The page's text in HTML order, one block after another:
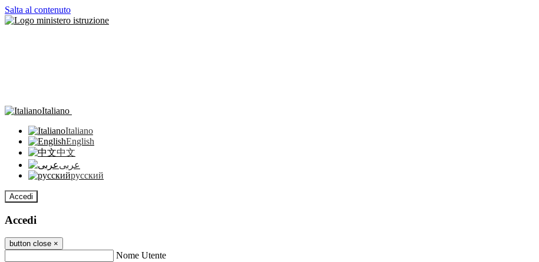
Salta al contenuto
Italiano
Italiano
English
中文
عربى
русский
Accedi
Accedi
button close ×
Nome Utente